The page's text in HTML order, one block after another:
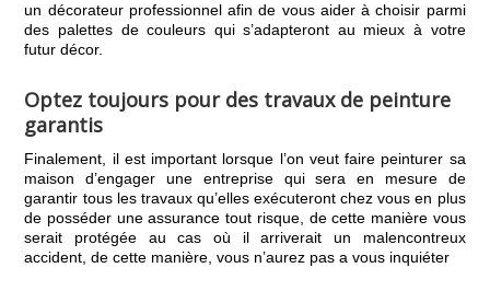
un décorateur professionnel afin de vous aider à choisir parmi
des palettes de couleurs qui s’adapteront au mieux à votre
futur décor.
Optez toujours pour des travaux de peinture
garantis
Finalement, il est important lorsque l’on veut faire peinturer sa
maison d’engager une entreprise qui sera en mesure de
garantir tous les travaux qu’elles exécuteront chez vous en plus
de posséder une assurance tout risque, de cette manière vous
serait protégée au cas où il arriverait un malencontreux
accident, de cette manière, vous n’aurez pas a vous inquiéter